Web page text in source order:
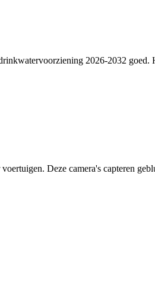
2026-2032
Deze camera's capteren